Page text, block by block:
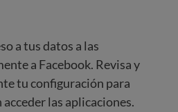
a tus datos a las
a Facebook. Revisa y
tu configuración para
las aplicaciones.